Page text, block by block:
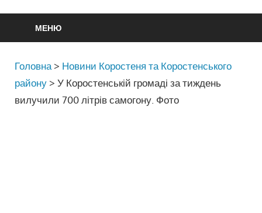
МЕНЮ
Головна > Новини Коростеня та Коростенського
району >У Коростенській громаді за тиждень
вилучили 700 літрів самогону. Фото